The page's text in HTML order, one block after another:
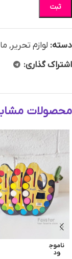
ثبت
دسته: لوازم تحریر,
اشتراک گذاری:
محصولات
ناموج
ود